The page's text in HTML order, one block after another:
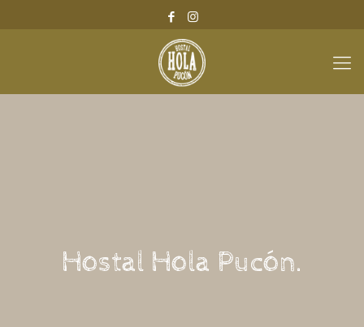
Hostal Hola Pucón.